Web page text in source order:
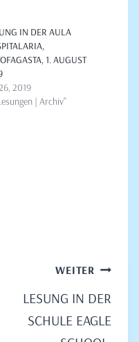
IN DER AULA
1. AUGUST
2019
| Archiv"
WEITER
LESUNG IN DER
SCHULE EAGLE